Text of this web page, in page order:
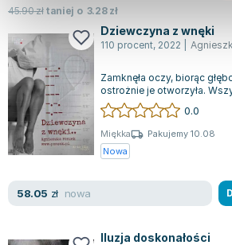
45.90złtaniej o 3.28zł
Dziewczyna z wnęki
110 procent, 2022
Zamknęła oczy, biorąc
ostrożnie je otworzyła.
samo jak wcześniej – tonęła
0.0
Miękka
Pakujemy 10.08
Nowa
58.05 zł nowa
Iluzja doskonałości